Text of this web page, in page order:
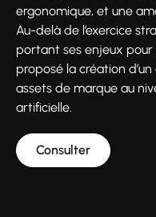
ergonomique, et une
Au-delà de l’exercice
portant ses enjeux pour
proposé la création
assets de marque au
artificielle.
Consulter